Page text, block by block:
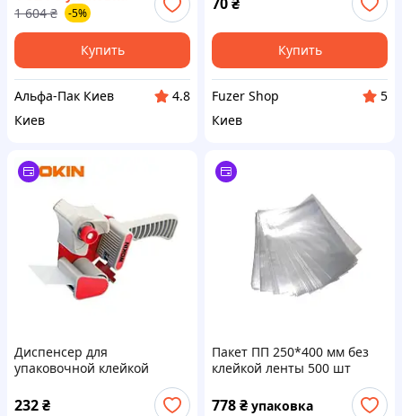
1 604 ₴ -5%
Купить
Альфа-Пак Киев
4.8
Киев
Купить
Fuzer Shop
5
Киев
Диспенсер для
упаковочной клейкой
ленты (скотчу) | WK-653001
| WOKIN
232₴
Пакет ПП 250*400 мм без
клейкой ленты 500 шт
778₴ упаковка